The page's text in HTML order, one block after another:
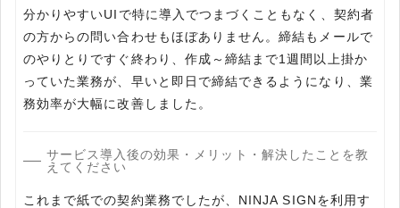
分かりやすいUIで特に導入でつまづくこともなく、契約者
の方からの問い合わせもほぼありません。締結もメールで
のやりとりですぐ終わり、作成～締結まで1週間以上掛か
っていた業務が、早いと即日で締結できるようになり、業
務効率が大幅に改善しました。
サービス導入後の効果・メリット・解決したことを教
えてください
これまで紙での契約業務でしたが、NINJA SIGNを利用す